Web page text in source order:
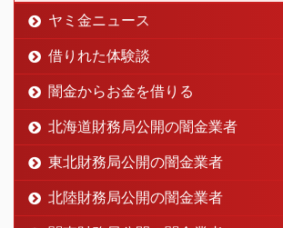
ヤミ金ニュース
借りれた体験談
闇金からお金を借りる
北海道財務局公開の闇金業者
東北財務局公開の闇金業者
北陸財務局公開の闇金業者